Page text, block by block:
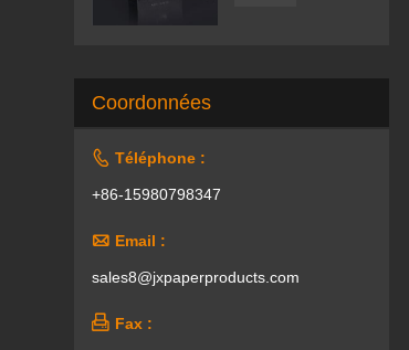
Coordonnées
 Téléphone :
+86-15980798347
 Email :
sales8@jxpaperproducts.com
 Fax :